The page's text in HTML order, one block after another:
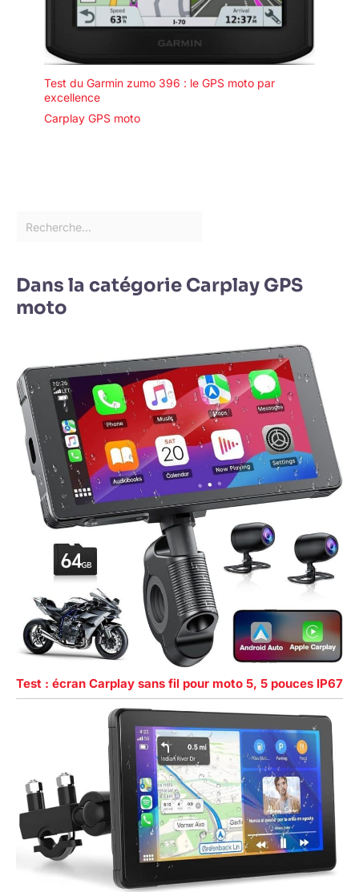
Test du Garmin zumo 396 : le GPS moto par
excellence
Carplay GPS moto
Dans la catégorie Carplay GPS
moto
Test : écran Carplay sans fil pour moto 5, 5 pouces IP67